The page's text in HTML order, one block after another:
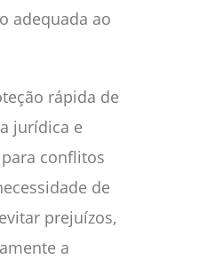
adequada ao
rápida de
jurídica e
conflitos
de
prejuízos,
a